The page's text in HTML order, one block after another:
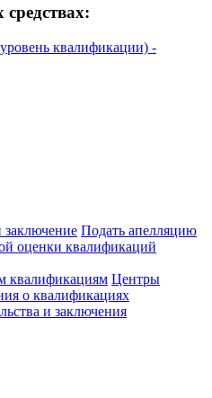
квалификации) -
заключение Подать апелляцию
оценки квалификаций
квалификациям Центры
о квалификациях
и заключения